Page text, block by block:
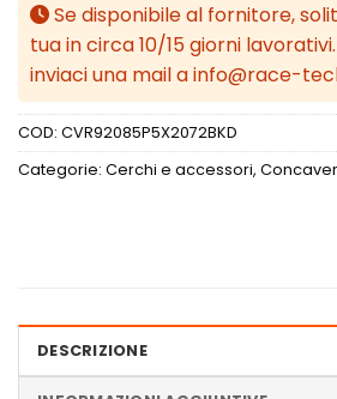
Se disponibile al fornitore,
tua in circa 10/15 giorni
inviaci una mail a info@race-
COD: CVR92085P5X2072BKD
Categorie: Cerchi e accessori, Concaver
DESCRIZIONE